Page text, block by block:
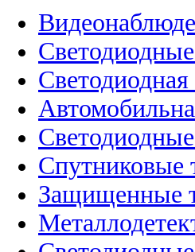
Светодиодная
Спутниковые
Защищенные